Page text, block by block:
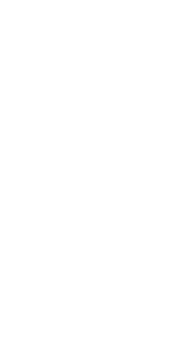
Bezug- und